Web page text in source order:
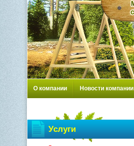
О компании Новости компании
Услуги